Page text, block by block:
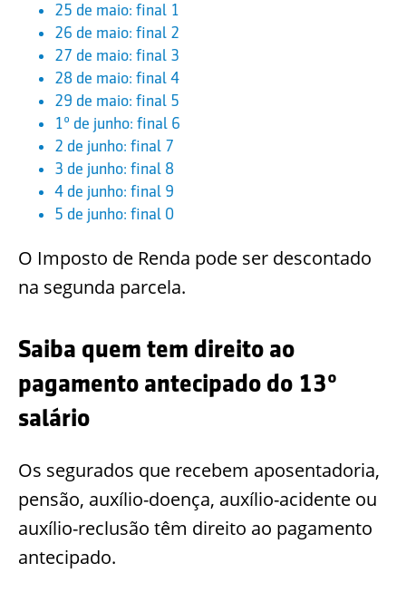
25 de maio: final 1
26 de maio: final 2
27 de maio: final 3
28 de maio: final 4
29 de maio: final 5
1º de junho: final 6
2 de junho: final 7
3 de junho: final 8
4 de junho: final 9
5 de junho: final 0
O Imposto de Renda pode ser descontado
na segunda parcela.
Saiba quem tem direito ao
pagamento antecipado do 13º
salário
Os segurados que recebem aposentadoria,
pensão, auxílio-doença, auxílio-acidente ou
auxílio-reclusão têm direito ao pagamento
antecipado.